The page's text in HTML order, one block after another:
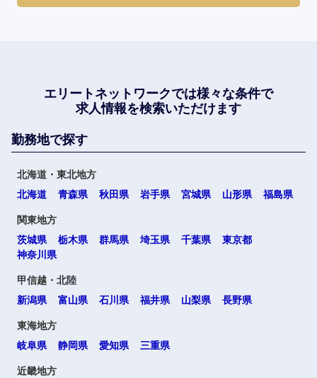
エリートネットワークでは様々な条件で
求人情報を検索いただけます
勤務地で探す
北海道・東北地方
北海道
青森県 秋田県 岩手県 宮城県 山形県 福島県
関東地方
茨城県
栃木県 群馬県 埼玉県 千葉県
東京都
神奈川県
甲信越・北陸
新潟県
富山県 石川県 福井県 山梨県 長野県
東海地方
岐阜県
静岡県 愛知県 三重県
近畿地方